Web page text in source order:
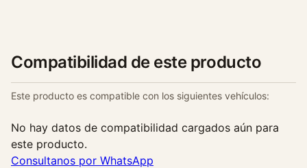
a
t
d
a
d
Compatibilidad de este producto
Este producto es compatible con los siguientes vehículos:
No hay datos de compatibilidad cargados aún para
este producto.
Consultanos por WhatsApp